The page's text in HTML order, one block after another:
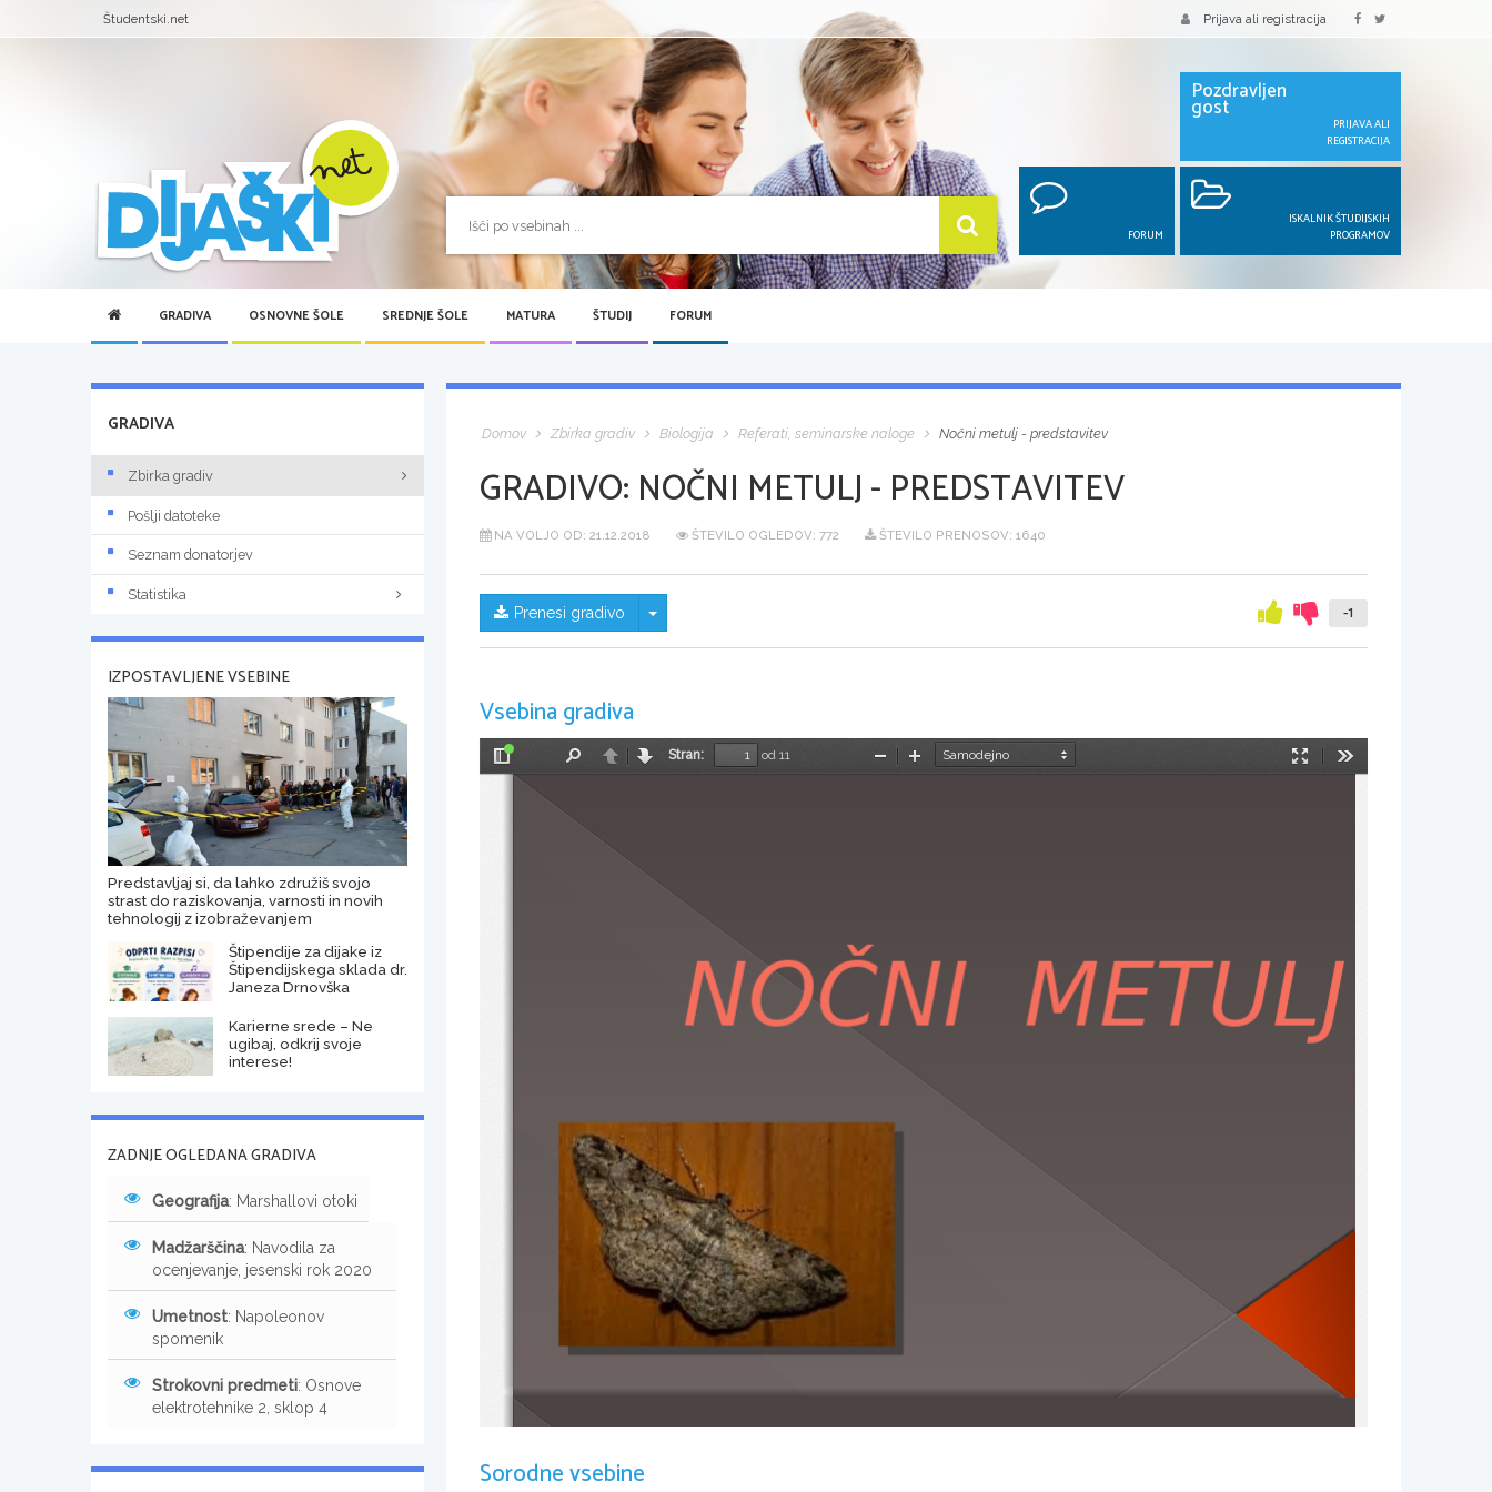
Študentski.net Prijava ali registracija
Pozdravljen
gost
PRIJAVA ALI
REGISTRACIJA
FORUM
ISKALNIK ŠTUDIJSKIH
PROGRAMOV
GRADIVA OSNOVNE ŠOLE SREDNJE ŠOLE MATURA ŠTUDIJ FORUM
Domov Zbirka gradiv Biologija Referati, seminarske naloge Nočni metulj - predstavitev
GRADIVO: NOČNI METULJ - PREDSTAVITEV
NA VOLJO OD: 21.12.2018 ŠTEVILO OGLEDOV: 772 ŠTEVILO PRENOSOV: 1640
Prenesi gradivo Skrij/prikaži meni -1
Vsebina gradiva
Preklopi
stransko
NazajNaprej
Stran:
od 11
Način
PomanjšajPovečaj
NOČNI  METULJ
 Poznamo  150.000 vrst.
Sorodne vsebine
GRADIVA
Zbirka gradiv
Pošlji datoteke
Seznam donatorjev
Statistika
IZPOSTAVLJENE VSEBINE
Predstavljaj si, da lahko združiš svojo
strast do raziskovanja, varnosti in novih
tehnologij z izobraževanjem
Štipendije za dijake iz
Štipendijskega sklada dr.
Janeza Drnovška
Karierne srede – Ne
ugibaj, odkrij svoje
interese!
ZADNJE OGLEDANA GRADIVA
Geografija: Marshallovi otoki
Madžarščina: Navodila za
ocenjevanje, jesenski rok 2020
Umetnost: Napoleonov
spomenik
Strokovni predmeti: Osnove
elektrotehnike 2, sklop 4